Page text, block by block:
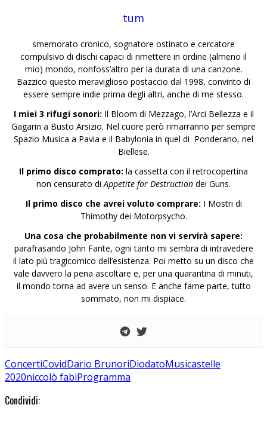
tum
smemorato cronico, sognatore ostinato e cercatore
compulsivo di dischi capaci di rimettere in ordine (almeno il
mio) mondo, nonfoss’altro per la durata di una canzone.
Bazzico questo meraviglioso postaccio dal 1998, convinto di
essere sempre indie prima degli altri, anche di me stesso.
I miei 3 rifugi sonori: Il Bloom di Mezzago, l’Arci Bellezza e il
Gagarin a Busto Arsizio. Nel cuore però rimarranno per sempre
Spazio Musica a Pavia e il Babylonia in quel di Ponderano, nel
Biellese.
Il primo disco comprato: la cassetta con il retrocopertina
non censurato diAppetite for Destruction dei Guns.
Il primo disco che avrei voluto comprare: I Mostri di
Thimothy dei Motorpsycho.
Una cosa che probabilmente non vi servirà sapere:
parafrasando John Fante, ogni tanto mi sembra di intravedere
il lato più tragicomico dell’esistenza. Poi metto su un disco che
vale davvero la pena ascoltare e, per una quarantina di minuti,
il mondo torna ad avere un senso. E anche farne parte, tutto
sommato, non mi dispiace.
ConcertiCovidDario BrunoriDiodatoMusicastelle
2020niccolò fabiProgramma
Condividi: